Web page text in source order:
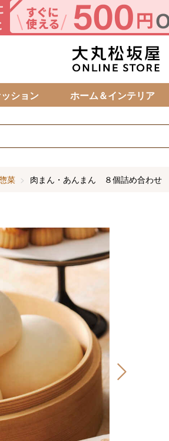
ション ホーム＆インテリア
菜 肉まん・あんまん ８個詰め合わせ